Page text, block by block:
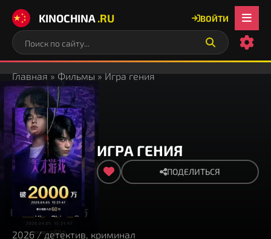
KINOCHINA.RU ВОЙТИ
Главная»Фильмы» Игра гения
ИГРА ГЕНИЯ
ПОДЕЛИТЬСЯ
2026 / детектив, криминал